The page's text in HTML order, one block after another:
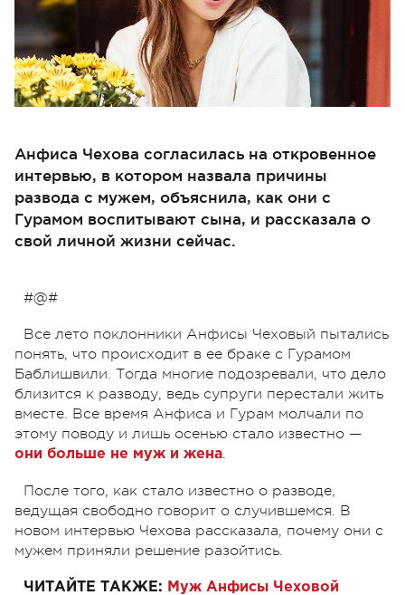
Анфиса Чехова согласилась на откровенное
интервью, в котором назвала причины
развода с мужем, объяснила, как они с
Гурамом воспитывают сына, и рассказала о
свой личной жизни сейчас.
#@#
Все лето поклонники Анфисы Чеховый пытались
понять, что происходит в ее браке с Гурамом
Баблишвили. Тогда многие подозревали, что дело
близится к разводу, ведь супруги перестали жить
вместе. Все время Анфиса и Гурам молчали по
этому поводу и лишь осенью стало известно —
они больше не муж и жена.
После того, как стало известно о разводе,
ведущая свободно говорит о случившемся. В
новом интервью Чехова рассказала, почему они с
мужем приняли решение разойтись.
ЧИТАЙТЕ ТАКЖЕ: Муж Анфисы Чеховой